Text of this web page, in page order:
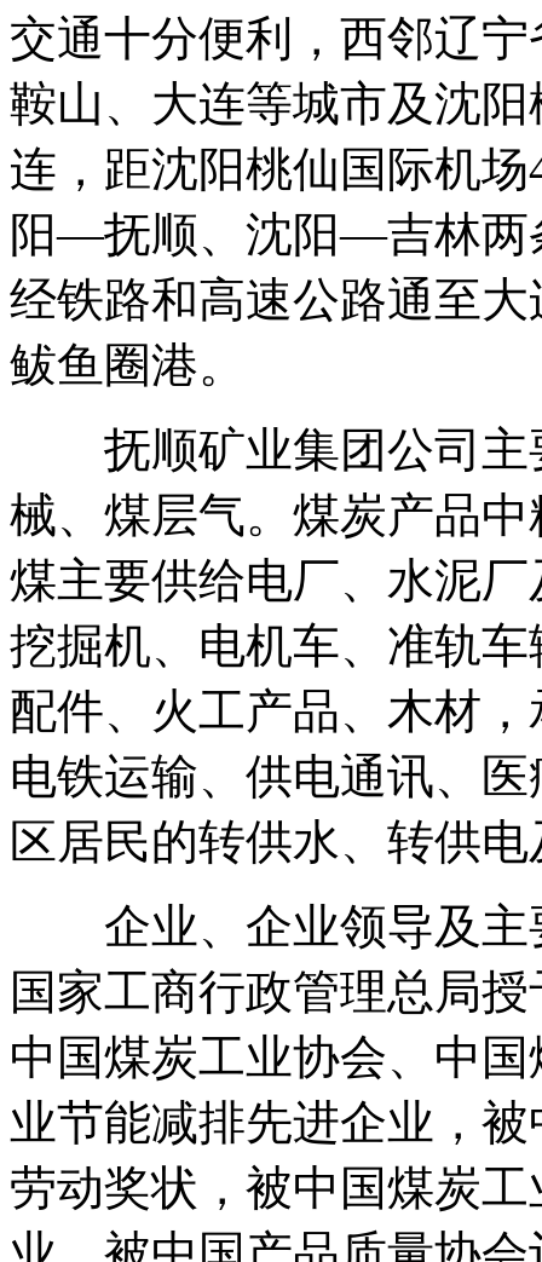
交通十分便利，西邻辽
鞍山、大连等城市及沈
连，距沈阳桃仙国际机
阳—抚顺、沈阳—吉林两
经铁路和高速公路通至
鲅鱼圈港。
抚顺矿业集团公司主
械、煤层气。煤炭产品
煤主要供给电厂、水泥
挖掘机、电机车、准轨
配件、火工产品、木材
电铁运输、供电通讯、
区居民的转供水、转供
企业、企业领导及主
国家工商行政管理总局
中国煤炭工业协会、中
业节能减排先进企业，
劳动奖状，被中国煤炭